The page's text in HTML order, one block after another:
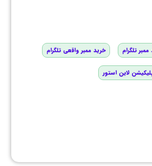
تلگرام خرید ممبر واقعی تلگرام
لاین استور